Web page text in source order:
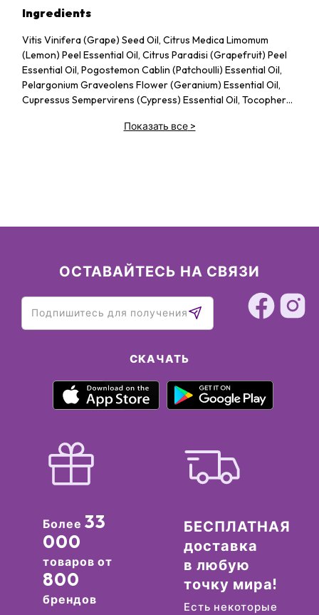
Ingredients
Vitis Vinifera (Grape) Seed Oil, Citrus Medica Limomum
(Lemon) Peel Essential Oil, Citrus Paradisi (Grapefruit) Peel
Essential Oil, Pogostemon Cablin (Patchoulli) Essential Oil,
Pelargonium Graveolens Flower (Geranium) Essential Oil,
Cupressus Sempervirens (Cypress) Essential Oil, Tocopheryl
Показать все>
ОСТАВАЙТЕСЬ НА СВЯЗИ
СКАЧАТЬ
Более 33
000
товаров от
800
брендов
БЕСПЛАТНАЯ
доставка
в любую
точку мира!
Есть некоторые